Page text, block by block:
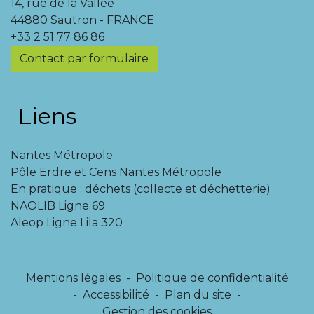
14, rue de la Vallée
44880 Sautron - FRANCE
+33 2 51 77 86 86
Contact par formulaire
Liens
Nantes Métropole
Pôle Erdre et Cens Nantes Métropole
En pratique : déchets (collecte et déchetterie)
NAOLIB Ligne 69
Aleop Ligne Lila 320
Mentions légales - Politique de confidentialité
- Accessibilité - Plan du site -